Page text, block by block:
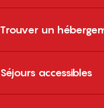
Trouver un
Séjours accessibles